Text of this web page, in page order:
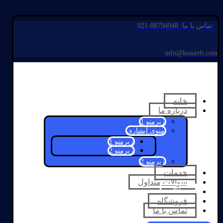
تماس با ما: 88794948-021
info@kosarrb.com
خانه
درباره ما
زیرمنو 1
منوی آبشاری
زیرمنو 1
زیرمنو 2
زیرمنو 2
خدمات
سوالات متداول
وبلاگ
فروشگاه
تماس با ما